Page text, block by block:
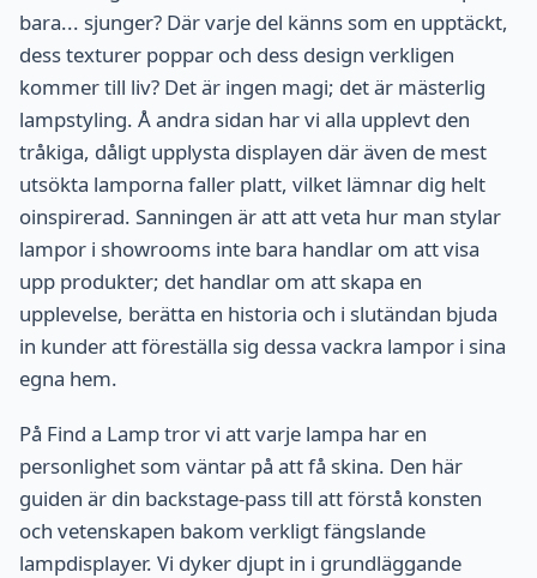
bara... sjunger? Där varje del känns som en upptäckt,
dess texturer poppar och dess design verkligen
kommer till liv? Det är ingen magi; det är mästerlig
lampstyling. Å andra sidan har vi alla upplevt den
tråkiga, dåligt upplysta displayen där även de mest
utsökta lamporna faller platt, vilket lämnar dig helt
oinspirerad. Sanningen är att att veta hur man stylar
lampor i showrooms inte bara handlar om att visa
upp produkter; det handlar om att skapa en
upplevelse, berätta en historia och i slutändan bjuda
in kunder att föreställa sig dessa vackra lampor i sina
egna hem.
På Find a Lamp tror vi att varje lampa har en
personlighet som väntar på att få skina. Den här
guiden är din backstage-pass till att förstå konsten
och vetenskapen bakom verkligt fängslande
lampdisplayer. Vi dyker djupt in i grundläggande